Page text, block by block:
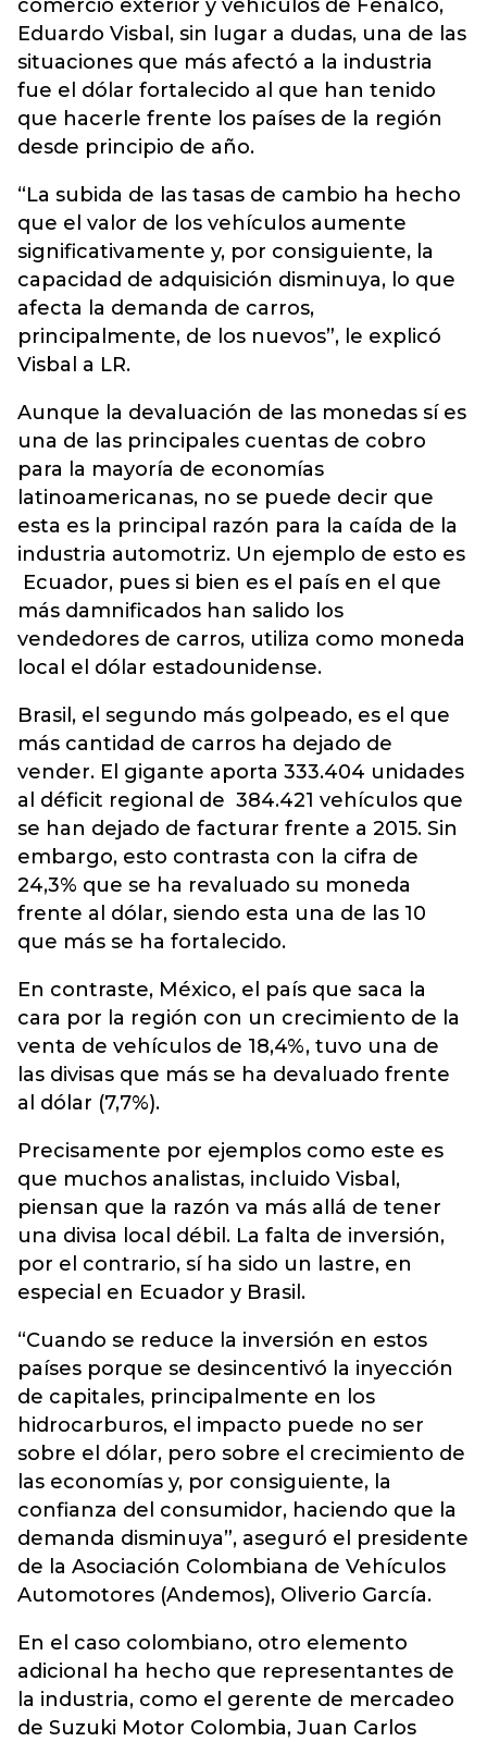
comercio exterior y vehículos de Fenalco,
Eduardo Visbal, sin lugar a dudas, una de las
situaciones que más afectó a la industria
fue el dólar fortalecido al que han tenido
que hacerle frente los países de la región
desde principio de año.
“La subida de las tasas de cambio ha hecho
que el valor de los vehículos aumente
significativamente y, por consiguiente, la
capacidad de adquisición disminuya, lo que
afecta la demanda de carros,
principalmente, de los nuevos”, le explicó
Visbal a LR.
Aunque la devaluación de las monedas sí es
una de las principales cuentas de cobro
para la mayoría de economías
latinoamericanas, no se puede decir que
esta es la principal razón para la caída de la
industria automotriz. Un ejemplo de esto es
Ecuador, pues si bien es el país en el que
más damnificados han salido los
vendedores de carros, utiliza como moneda
local el dólar estadounidense.
Brasil, el segundo más golpeado, es el que
más cantidad de carros ha dejado de
vender. El gigante aporta 333.404 unidades
al déficit regional de 384.421 vehículos que
se han dejado de facturar frente a 2015. Sin
embargo, esto contrasta con la cifra de
24,3% que se ha revaluado su moneda
frente al dólar, siendo esta una de las 10
que más se ha fortalecido.
En contraste, México, el país que saca la
cara por la región con un crecimiento de la
venta de vehículos de 18,4%, tuvo una de
las divisas que más se ha devaluado frente
al dólar (7,7%).
Precisamente por ejemplos como este es
que muchos analistas, incluido Visbal,
piensan que la razón va más allá de tener
una divisa local débil. La falta de inversión,
por el contrario, sí ha sido un lastre, en
especial en Ecuador y Brasil.
“Cuando se reduce la inversión en estos
países porque se desincentivó la inyección
de capitales, principalmente en los
hidrocarburos, el impacto puede no ser
sobre el dólar, pero sobre el crecimiento de
las economías y, por consiguiente, la
confianza del consumidor, haciendo que la
demanda disminuya”, aseguró el presidente
de la Asociación Colombiana de Vehículos
Automotores (Andemos), Oliverio García.
En el caso colombiano, otro elemento
adicional ha hecho que representantes de
la industria, como el gerente de mercadeo
de Suzuki Motor Colombia, Juan Carlos